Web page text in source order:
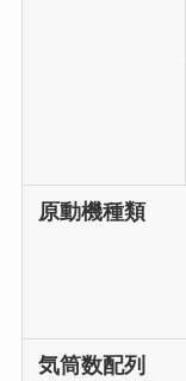
原動機種類
気筒数配列